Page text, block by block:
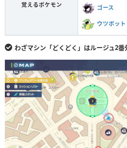
覚えるポケモン
ゴース
ウツボット
わざマシン「どくどく」はルージュ2番